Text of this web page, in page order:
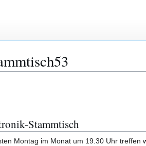
Stammtisch
Montag im Monat um 19.30 Uhr treffen